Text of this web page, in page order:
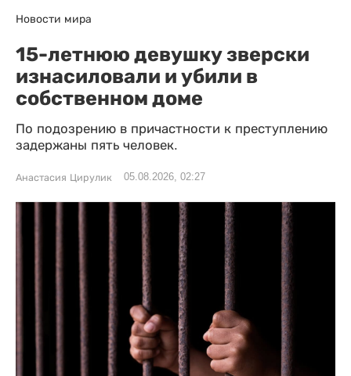
Новости мира
15-летнюю девушку зверски
изнасиловали и убили в
собственном доме
По подозрению в причастности к преступлению
задержаны пять человек.
Анастасия Цирулик 05.08.2026, 02:27